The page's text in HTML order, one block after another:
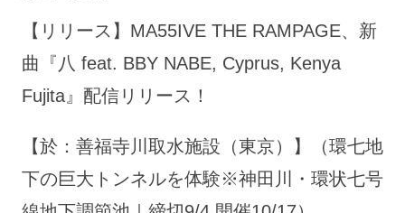
【リリース】MA55IVE THE RAMPAGE、新
曲『八 feat. BBY NABE, Cyprus, Kenya
Fujita』配信リリース！
【於：善福寺川取水施設（東京）】（環七地
下の巨大トンネルを体験※神田川・環状七号